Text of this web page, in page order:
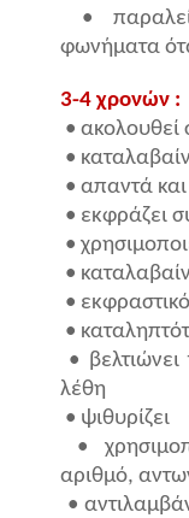
•
φωνήματα
3-4 χρονών :
• ακολουθεί
•
• απαντά
• εκφράζει
•
•
•
•
•
λέθη
• ψιθυρίζει
•
αριθμό,
•